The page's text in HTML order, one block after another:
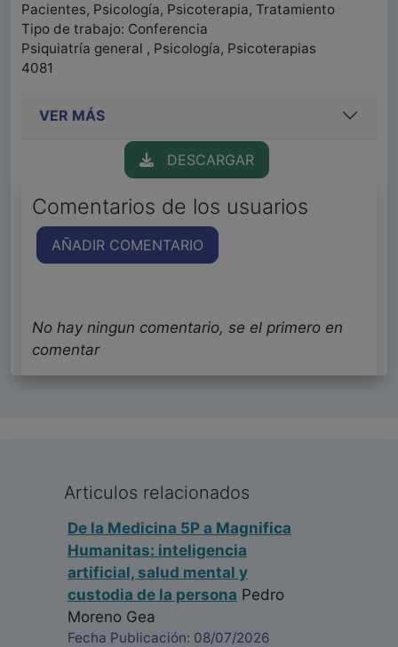
Pacientes, Psicología, Psicoterapia, Tratamiento
Tipo de trabajo: Conferencia
Psiquiatría general , Psicología, Psicoterapias
4081
VER MÁS
DESCARGAR
Comentarios de los usuarios
AÑADIR COMENTARIO
No hay ningun comentario, se el primero en
comentar
Articulos relacionados
De la Medicina 5P a Magnifica
Humanitas: inteligencia
artificial, salud mental y
custodia de la persona Pedro
Moreno Gea
Fecha Publicación: 08/07/2026